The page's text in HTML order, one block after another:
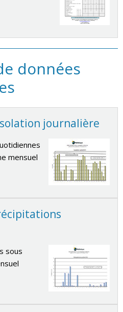
données
journalière
mensuel
sous